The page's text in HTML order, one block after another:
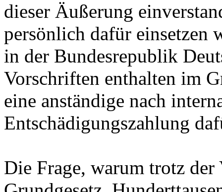
dieser Äußerung
persönlich dafür einsetzen
in der Bundesrepublik
Vorschriften enthalten im
eine anständige nach
Entschädigungszahlung
Die Frage, warum trotz